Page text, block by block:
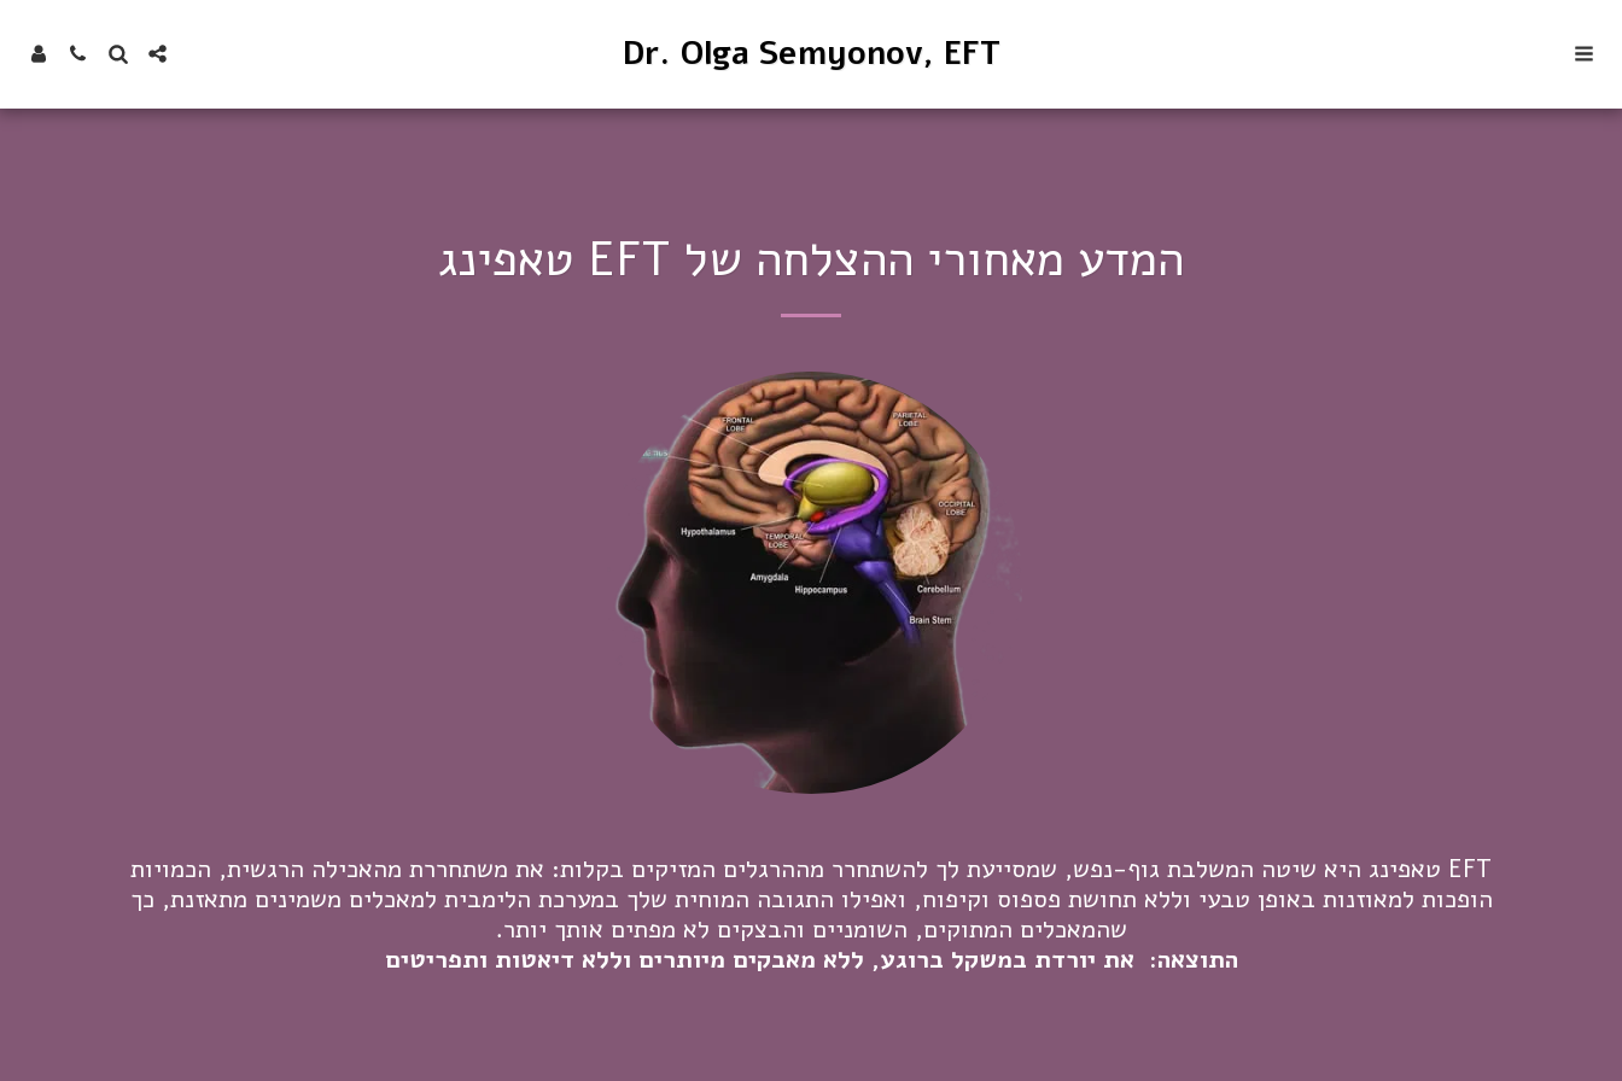
Dr. Olga Semyonov, EFT
המדע מאחורי ההצלחה של EFT טאפינג
EFT טאפינג היא שיטה המשלבת גוף-נפש, שמסייעת לך להשתחרר מההרגלים המזיקים בקלות: את משתחררת מהאכילה הרגשית, הכמויות
הופכות למאוזנות באופן טבעי וללא תחושת פספוס וקיפוח, ואפילו התגובה המוחית שלך במערכת הלימבית למאכלים משמינים מתאזנת, כך
שהמאכלים המתוקים, השומניים והבצקים לא מפתים אותך יותר.
התוצאה: את יורדת במשקל ברוגע, ללא מאבקים מיותרים וללא דיאטות ותפריטים